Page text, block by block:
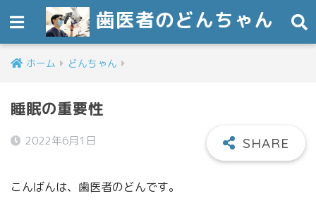
歯医者のどんちゃん
ホーム どんちゃん
睡眠の重要性
2022年6月1日
こんばんは、歯医者のどんです。